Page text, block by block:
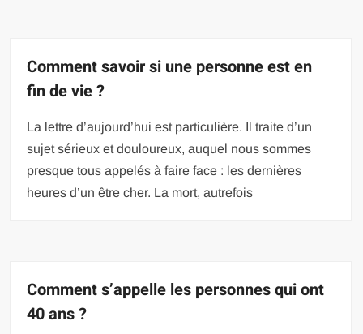
Comment savoir si une personne est en
fin de vie ?
La lettre d’aujourd’hui est particulière. Il traite d’un
sujet sérieux et douloureux, auquel nous sommes
presque tous appelés à faire face : les dernières
heures d’un être cher. La mort, autrefois
Comment s’appelle les personnes qui ont
40 ans ?